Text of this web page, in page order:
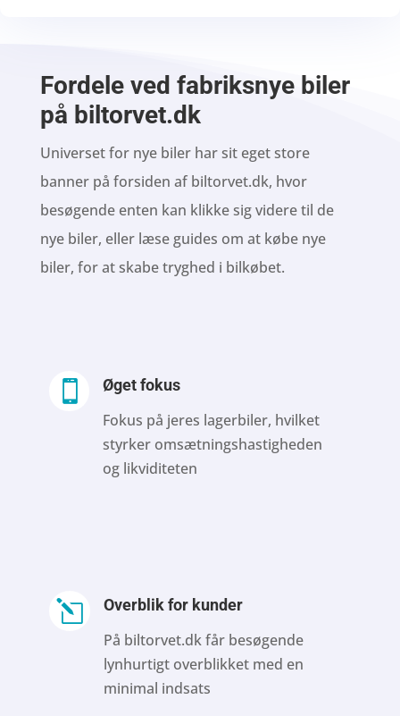
Fordele ved fabriksnye biler
på biltorvet.dk
Universet for nye biler har sit eget store
banner på forsiden af biltorvet.dk, hvor
besøgende enten kan klikke sig videre til de
nye biler, eller læse guides om at købe nye
biler, for at skabe tryghed i bilkøbet.
 Øget fokus
Fokus på jeres lagerbiler, hvilket
styrker omsætningshastigheden
og likviditeten
l Overblik for kunder
På biltorvet.dk får besøgende
lynhurtigt overblikket med en
minimal indsats